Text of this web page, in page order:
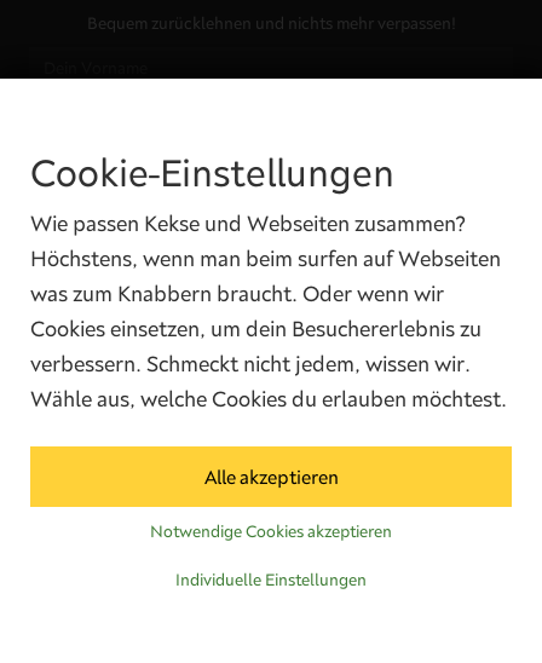
Bequem zurücklehnen und nichts mehr verpassen!
Ja, ich habe dieDatenschutzbedingungengelesen und ich bin damit
Kontakt
04285 5550902
04285 5550902
Cookie-Einstellungen
Wie passen Kekse und Webseiten zusammen?
Höchstens, wenn man beim surfen auf Webseiten
was zum Knabbern braucht. Oder wenn wir
Cookies einsetzen, um dein Besuchererlebnis zu
verbessern. Schmeckt nicht jedem, wissen wir.
Wähle aus, welche Cookies du erlauben möchtest.
Alle akzeptieren
Notwendige Cookies akzeptieren
Individuelle Einstellungen